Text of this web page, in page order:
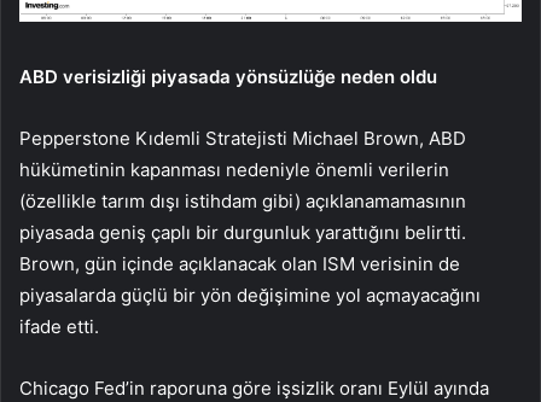
ABD verisizliği piyasada yönsüzlüğe neden oldu
Pepperstone Kıdemli Stratejisti Michael Brown, ABD
hükümetinin kapanması nedeniyle önemli verilerin
(özellikle tarım dışı istihdam gibi) açıklanamamasının
piyasada geniş çaplı bir durgunluk yarattığını belirtti.
Brown, gün içinde açıklanacak olan ISM verisinin de
piyasalarda güçlü bir yön değişimine yol açmayacağını
ifade etti.
Chicago Fed’in raporuna göre işsizlik oranı Eylül ayında